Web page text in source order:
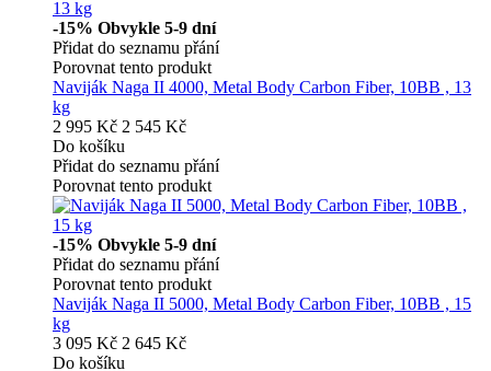
-15% Obvykle 5-9 dní
Přidat do seznamu přání
Porovnat tento produkt
Naviják Naga II 4000, Metal Body Carbon Fiber, 10BB , 13
kg
2 995 Kč 2 545 Kč
Do košíku
Přidat do seznamu přání
Porovnat tento produkt
-15% Obvykle 5-9 dní
Přidat do seznamu přání
Porovnat tento produkt
Naviják Naga II 5000, Metal Body Carbon Fiber, 10BB , 15
kg
3 095 Kč 2 645 Kč
Do košíku